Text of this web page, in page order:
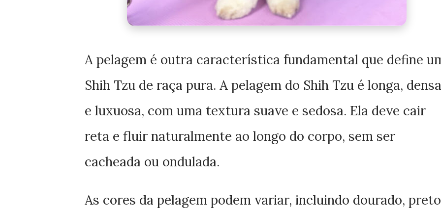
A pelagem é outra característica fundamental que define
Shih Tzu de raça pura. A pelagem do Shih Tzu é longa, densa
e luxuosa, com uma textura suave e sedosa. Ela deve cair
reta e fluir naturalmente ao longo do corpo, sem ser
cacheada ou ondulada.
As cores da pelagem podem variar, incluindo dourado,